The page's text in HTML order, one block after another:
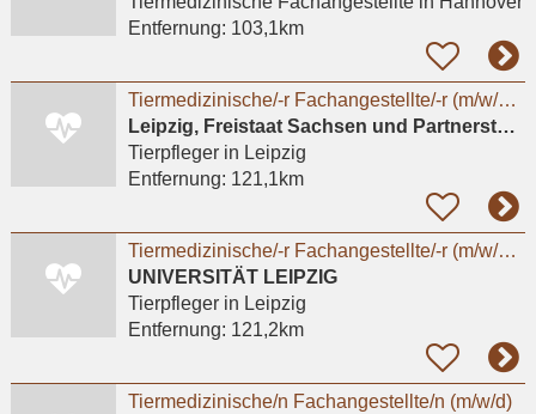
Entfernung: 103,1km
Tiermedizinische/-r Fachangestellte/-r (m/w/d/x) oder Tierpfleger/in (m/w/d/x) für den Bereich
Leipzig, Freistaat Sachsen und Partnerstädte GmbH
Tierpflegerin Leipzig
Entfernung: 121,1km
Tiermedizinische/-r Fachangestellte/-r (m/w/d/x) oder Tierpfleger/-in (m/w/d/x) für den Bereich
UNIVERSITÄT LEIPZIG
Tierpflegerin Leipzig
Entfernung: 121,2km
Tiermedizinische/n Fachangestellte/n (m/w/d)